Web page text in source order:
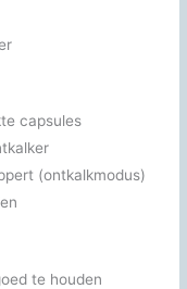
capsules
(ontkalkmodus)
te houden